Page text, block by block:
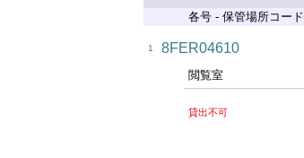
各号 - 保管場所コード
1 8FER04610
閲覧室
貸出不可